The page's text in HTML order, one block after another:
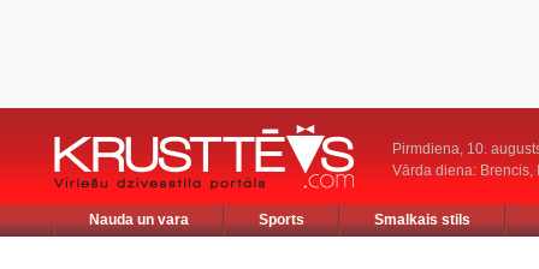
Pirmdiena, 10.
Vārda diena: Brencis,
Nauda un vara Sports Smalkais stils